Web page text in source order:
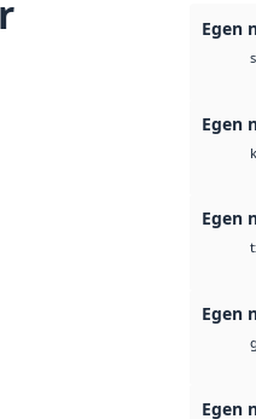
Egen
Egen
Egen
Egen
Egen